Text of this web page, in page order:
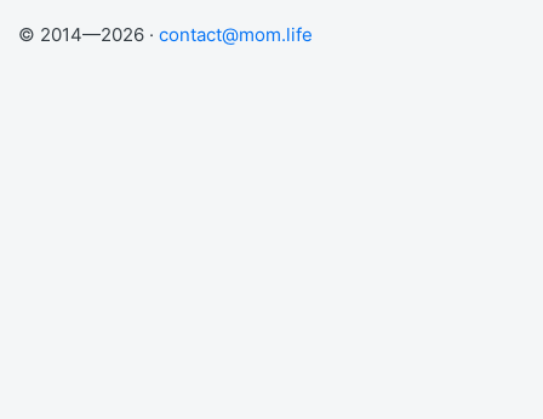
© 2014—2026 · contact@mom.life